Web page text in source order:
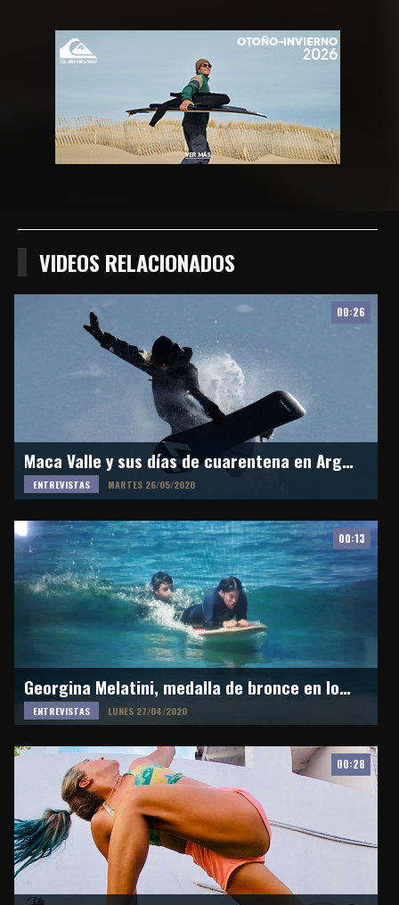
FacebookTwitter
VIDEOS RELACIONADOS
00:26
Maca Valle y sus días de cuarentena en Argentina
ENTREVISTAS MARTES 26/05/2020
00:13
Georgina Melatini, medalla de bronce en los ISA World Para Surfing Championship 2020
ENTREVISTAS LUNES 27/04/2020
00:28